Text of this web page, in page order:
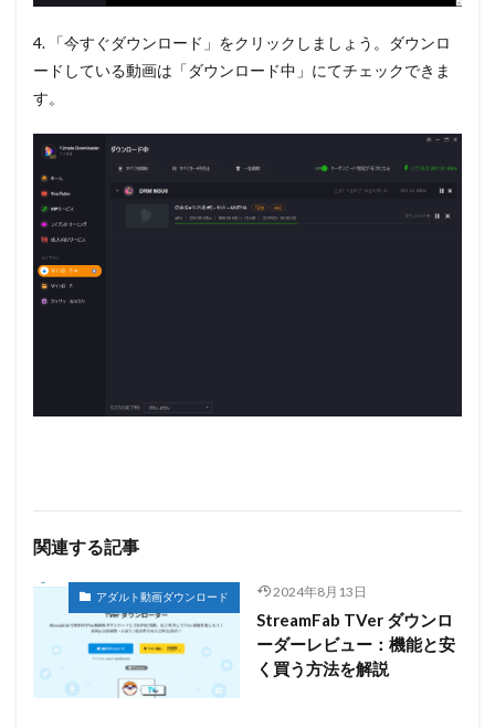
4. 「今すぐダウンロード」をクリックしましょう。ダウンロ
ードしている動画は「ダウンロード中」にてチェックできま
す。
関連する記事
アダルト動画ダウンロード 2024年8月13日
StreamFab TVer ダウンロ
ーダーレビュー：機能と安
く買う方法を解説